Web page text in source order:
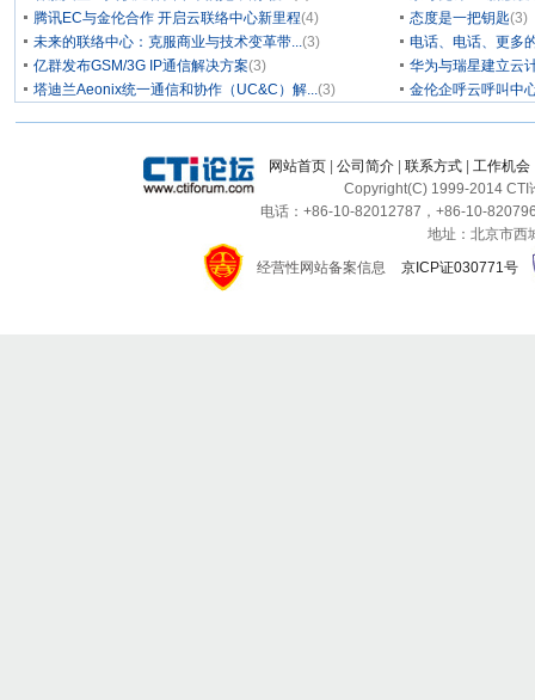
腾讯EC与金伦合作 开启云联络中心新里程(4) 态度是一把钥匙(3)
未来的联络中心：克服商业与技术变革带...(3)
电话、电话、更多
亿群发布GSM/3G IP通信解决方案(3)
华为与瑞星建立云
塔迪兰Aeonix统一通信和协作（UC&C）解...(3) 金伦企呼云呼叫中
网站首页 公司简介 联系方式 工作机会
Copyright(C) 1999-2014 CTI
电话：+86-10-82012787，+86-10-
地址：北京市西
经营性网站备案信息
京ICP证030771号